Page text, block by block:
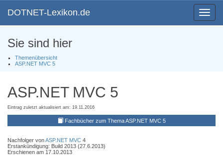
Toggle
DOTNET-Lexikon.de
Sie sind hier
Themenübersicht
ASP.NET MVC 5
ASP.NET MVC 5
Eintrag zuletzt aktualisiert am: 19.11.2016
Fachbücher zum Thema ASP.NET MVC 5
Nachfolger vonASP.NET MVC 4
Erstankündigung: Build 2013 (27.6.2013)
Erschienen am 17.10.2013